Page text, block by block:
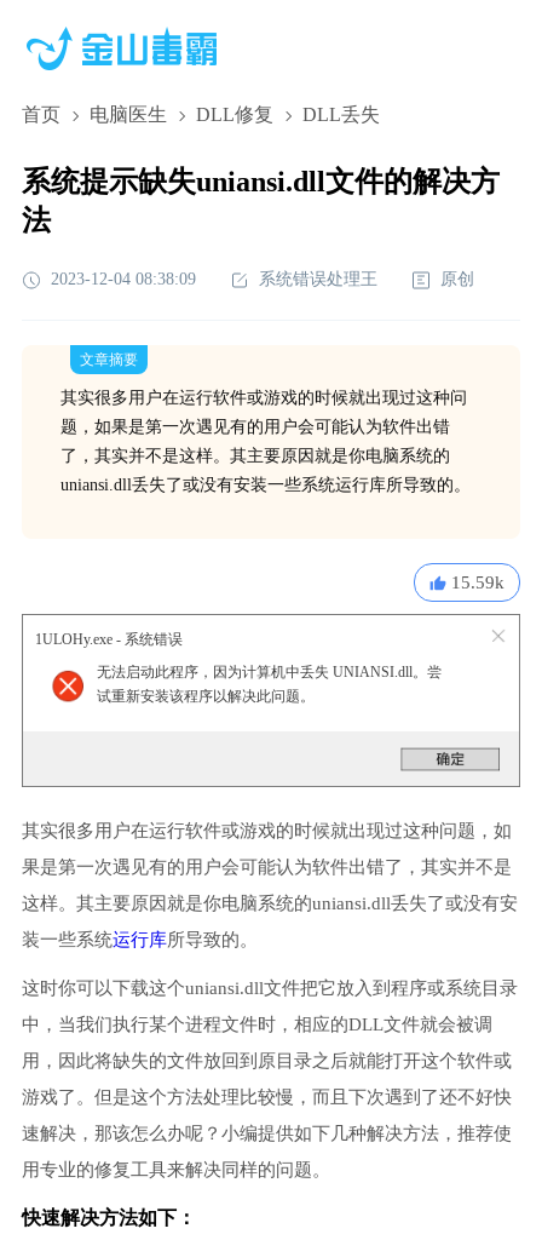
首页 电脑医生 DLL修复 DLL丢失
系统提示缺失uniansi.dll文件的解决方
法
2023-12-04 08:38:09 系统错误处理王 原创
文章摘要
其实很多用户在运行软件或游戏的时候就出现过这种问
题，如果是第一次遇见有的用户会可能认为软件出错
了，其实并不是这样。其主要原因就是你电脑系统的
uniansi.dll丢失了或没有安装一些系统运行库所导致的。
15.59k
1ULOHy.exe - 系统错误
无法启动此程序，因为计算机中丢失 UNIANSI.dll。尝
试重新安装该程序以解决此问题。
其实很多用户在运行软件或游戏的时候就出现过这种问题，如
果是第一次遇见有的用户会可能认为软件出错了，其实并不是
这样。其主要原因就是你电脑系统的uniansi.dll丢失了或没有安
装一些系统运行库所导致的。
这时你可以下载这个uniansi.dll文件把它放入到程序或系统目录
中，当我们执行某个进程文件时，相应的DLL文件就会被调
用，因此将缺失的文件放回到原目录之后就能打开这个软件或
游戏了。但是这个方法处理比较慢，而且下次遇到了还不好快
速解决，那该怎么办呢？小编提供如下几种解决方法，推荐使
用专业的修复工具来解决同样的问题。
快速解决方法如下：